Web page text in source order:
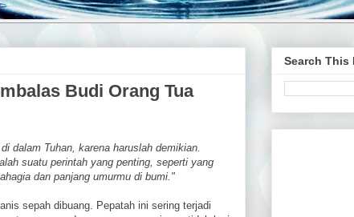
Budi Orang Tua
dalam Tuhan, karena haruslah demikian.
suatu perintah yang penting, seperti yang
dan panjang umurmu di bumi."
sepah dibuang. Pepatah ini sering terjadi
Search This